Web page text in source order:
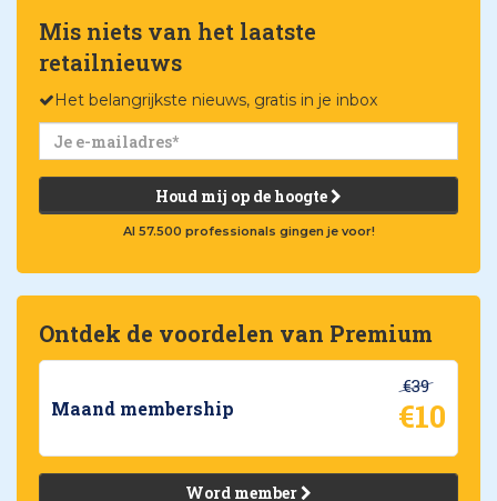
Mis niets van het laatste
retailnieuws
Het belangrijkste nieuws, gratis in je inbox
Houd mij op de hoogte
Al 57.500 professionals gingen je voor!
Ontdek de voordelen van Premium
Maand membership
€39
€10
Word member